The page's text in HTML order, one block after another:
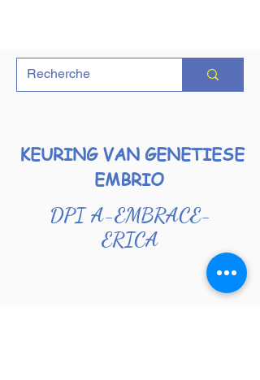
KEURING VAN GENETIESE
EMBRIO
DPI A-EMBRACE-
ERICA